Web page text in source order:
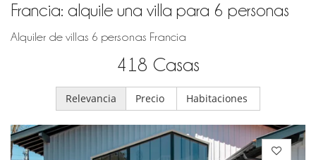
Francia: alquile una villa para 6 personas
Alquiler de villas 6 personas Francia
418 Casas
Relevancia Precio Habitaciones